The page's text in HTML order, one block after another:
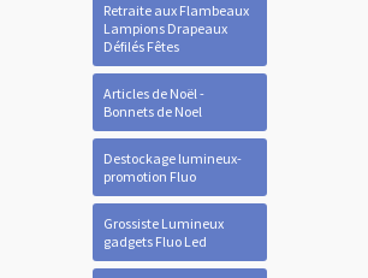
Retraite aux Flambeaux
Lampions Drapeaux
Défilés Fêtes
Articles de Noël -
Bonnets de Noel
Destockage lumineux-
promotion Fluo
Grossiste Lumineux
gadgets Fluo Led